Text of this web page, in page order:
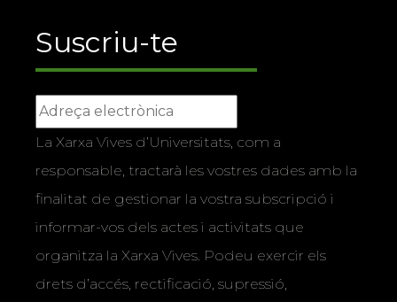
Suscriu-te
La Xarxa Vives d’Universitats, com a
responsable, tractarà les vostres dades amb la
finalitat de gestionar la vostra subscripció i
informar-vos dels actes i activitats que
organitza la Xarxa Vives. Podeu exercir els
drets d’accés, rectificació, supressió,